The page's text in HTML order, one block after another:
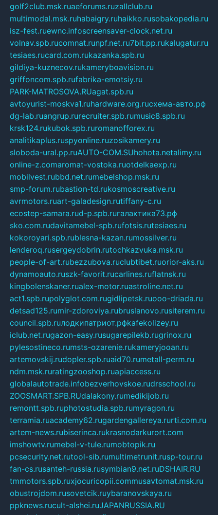
golf2club.msk.ruaeforums.ruzallclub.ru
multimodal.msk.ruhabaigry.ruhaikko.rusobakopedia.ru
isz-fest.ruewnc.infoscreensaver-clock.net.ru
volnav.spb.rucomnat.runpf.net.ru7bit.pp.rukalugatur.ru
tesiaes.rucard.com.rukazanka.spb.ru
gildiya-kuznecov.rukameryboavision.ru
griffoncom.spb.rufabrika-emotsiy.ru
PARK-MATROSOVA.RUagat.spb.ru
avtoyurist-moskva1.ruhardware.org.ruсхема-авто.рф
dg-lab.ruangrup.rurecruiter.spb.rumusic8.spb.ru
krsk124.rukubok.spb.ruromanofforex.ru
analitikaplus.ruspyonline.ruzosikamery.ru
sloboda-ural.pp.ruAUTO-COM.SUhohota.netalimy.ru
online-z.comaromat-vostoka.ruotdelkaexp.ru
mobilvest.rubbd.net.rumebelshop.msk.ru
smp-forum.rubastion-td.rukosmoscreative.ru
avrmotors.ruart-galadesign.rutiffany-c.ru
ecostep-samara.rud-p.spb.ruгалактика73.рф
sko.com.rudavitamebel-spb.rufotsis.rutesiaes.ru
kokoroyari.spb.rublesna-kazan.rumossilver.ru
lenderoq.rusergeydobrin.rutochkazvuka.msk.ru
people-of-art.rubezzubova.ruclubtibet.ruorior-aks.ru
dynamoauto.ruszk-favorit.rucarlines.ruflatnsk.ru
kingbolenskaner.rualex-motor.ruastroline.net.ru
act1.spb.rupolyglot.com.rugidlipetsk.ruooo-driada.ru
detsad125.rumir-zdoroviya.rubruslanovo.rusiterem.ru
council.spb.ruлодкипатриот.рфkafekolizey.ru
iclub.net.rugazon-easy.rusugarepilekb.rugrinox.ru
pylesostineco.rumsts-ozarenie.rukameryjooan.ru
artemovskij.rudopler.spb.ruaid70.rumetall-perm.ru
ndm.msk.ruratingzooshop.ruapiaccess.ru
globalautotrade.infobezverhovskoe.rudrsschool.ru
ZOOSMART.SPB.RUdalakony.rumedikijob.ru
remontt.spb.ruphotostudia.spb.rumyragon.ru
terramia.ruacademy62.rugardengallereya.rurti.com.ru
artem-news.rubiserinca.rukrasnodarkurort.com
imshowtv.rumebel-v-tule.rumobtopik.ru
pcsecurity.net.rutool-sib.rumultimetrunit.rusp-tour.ru
fan-cs.rusanteh-russia.rusymbian9.net.ruDSHAIR.RU
tmmotors.spb.ruxjocuricopii.commusavtomat.msk.ru
obustrojdom.rusovetcik.ruybaranovskaya.ru
ppknews.rucult-alshei.ruJAPANRUSSIA.RU